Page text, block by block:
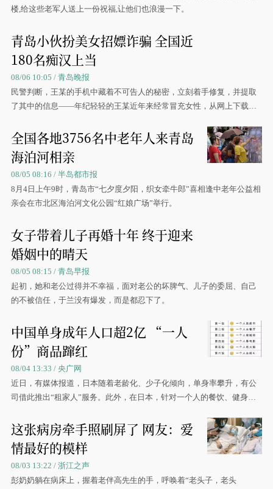
楼,给这些老军人送上一份祝福,让他们也浪漫一下。
青岛小伙扮美女招嫖诈骗 全国近
180名痴汉上当
08/06 10:05 / 青岛晚报
民警判断，王某的手机中藏着不可告人的秘密，立刻着手修复，并提取
了其中的信息——年纪轻轻的王某近年来经常冒充女性，从网上下载美
全国各地3756名中老年人来青岛
海泊河相亲
08/05 08:16 / 半岛都市报
8月4日上午9时，青岛市“七夕度夕阳，织女牵牛郎”喜相逢中老年公益相
亲会在市北区海泊河文化公园“红娘广场”举行。
女子带着儿子再婚十年 终于迎来
婚姻中的晴天
08/05 08:15 / 青岛早报
起初，她和老公过得并不幸福，面对老公的坏脾气、儿子的委屈、自己
的不被信任，于兰没有爆发，而是都忍下了。
中国单身成年人口超2亿 “一人
份”商品蹿红
08/04 13:33 / 央广网
近日，有媒体报道，日本随着老龄化、少子化倾向，单身率攀升，有公
司借此推出“租家人”服务。此外，在日本，针对一个人的餐饮、健身服
这张病房牵手照刷屏了 网友：爱
情最好的模样
08/03 13:22 / 浙江之声
彭奶奶躺在病床上，握着老伴高先生的手，呼唤着“老头子，老头